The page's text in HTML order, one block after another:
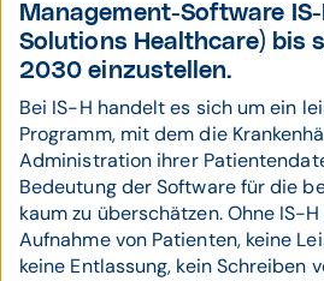
Management-Software
Solutions Healthcare) bis
2030 einzustellen.
Bei IS-H handelt es sich um ein
Programm, mit dem die
Administration ihrer
Bedeutung der Software für die
kaum zu überschätzen. Ohne IS-
Aufnahme von Patienten, keine
keine Entlassung, kein Schreiben